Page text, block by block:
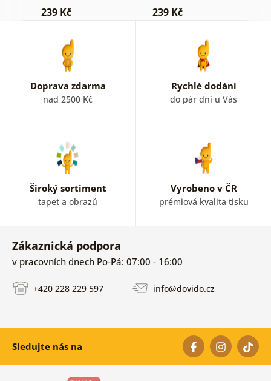
239 Kč 239 Kč
Doprava zdarma
nad 2500 Kč
Rychlé dodání
do pár dní u Vás
Široký sortiment
tapet a obrazů
Vyrobeno v ČR
prémiová kvalita tisku
Zákaznická podpora
v pracovních dnech Po-Pá: 07:00 - 16:00
+420 228 229 597 info@dovido.cz
Sledujte nás na